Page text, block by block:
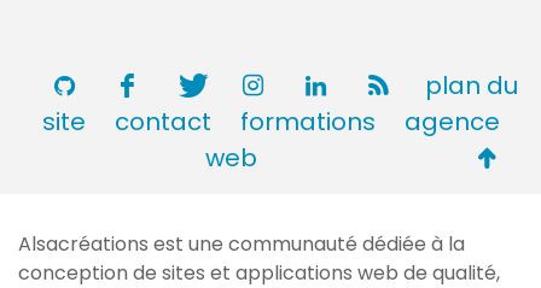
plan du
site
contact formations
agence
web
de
Alsacréations est une communauté dédiée à la
conception de sites et applications web de qualité,